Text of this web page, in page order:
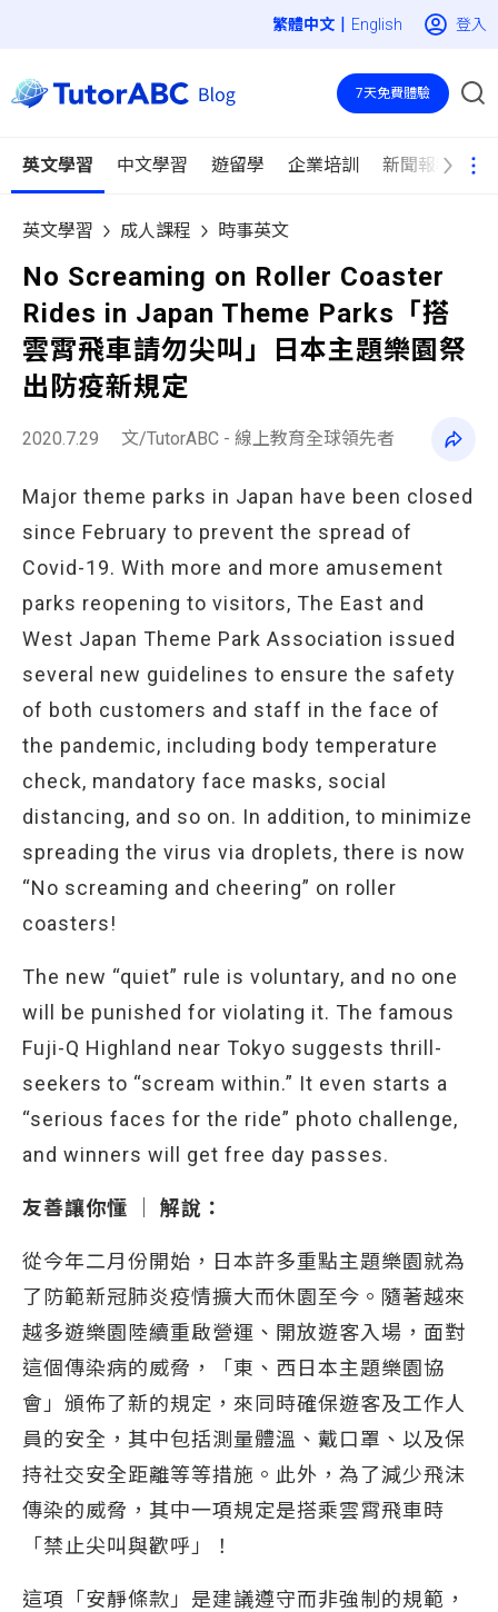
| English 登入
英文學習 中文學習 遊留學 企業培訓 新聞報導
7天免費體驗
英文學習 成人課程 時事英文
No Screaming on Roller Coaster
Rides in Japan Theme Parks「搭
雲霄飛車請勿尖叫」日本主題樂園祭
出防疫新規定
2020.7.29 文/TutorABC - 線上教育全球領先者
Major theme parks in Japan have been closed
since February to prevent the spread of
Covid-19. With more and more amusement
parks reopening to visitors, The East and
West Japan Theme Park Association issued
several new guidelines to ensure the safety
of both customers and staff in the face of
the pandemic, including body temperature
check, mandatory face masks, social
distancing, and so on. In addition, to minimize
spreading the virus via droplets, there is now
“No screaming and cheering” on roller
coasters!
The new “quiet” rule is voluntary, and no one
will be punished for violating it. The famous
Fuji-Q Highland near Tokyo suggests thrill-
seekers to “scream within.” It even starts a
“serious faces for the ride” photo challenge,
and winners will get free day passes.
友善讓你懂 │ 解說：
從今年二月份開始，日本許多重點主題樂園就為
了防範新冠肺炎疫情擴大而休園至今。隨著越來
越多遊樂園陸續重啟營運、開放遊客入場，面對
這個傳染病的威脅，「東、西日本主題樂園協
會」頒佈了新的規定，來同時確保遊客及工作人
員的安全，其中包括測量體溫、戴口罩、以及保
持社交安全距離等等措施。此外，為了減少飛沫
傳染的威脅，其中一項規定是搭乘雲霄飛車時
「禁止尖叫與歡呼」！
這項「安靜條款」是建議遵守而非強制的規範，